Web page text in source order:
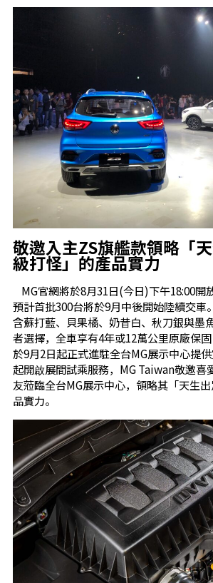
敬邀入主ZS旗艦款領略「
級打怪」的產品實力
MG官網將於8月31日(今日)下午18:00開
預計首批300台將於9月中後開始陸續交車
含蘇打藍、貝果橘、奶昔白、秋刀銀與墨
者選擇，全車享有4年或12萬公里原廠保
於9月2日起正式進駐全台MG展示中心提
起開啟展間試乘服務，MG Taiwan敬邀喜
友蒞臨全台MG展示中心，領略其「天生
品實力。